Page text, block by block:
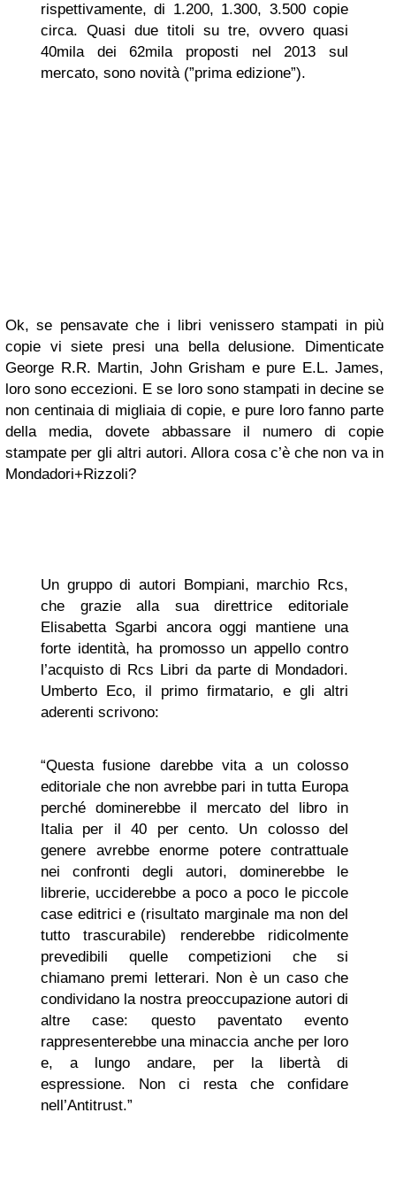
rispettivamente, di 1.200, 1.300, 3.500 copie
circa. Quasi due titoli su tre, ovvero quasi
40mila dei 62mila proposti nel 2013 sul
mercato, sono novità (”prima edizione”).
Ok, se pensavate che i libri venissero stampati in più
copie vi siete presi una bella delusione. Dimenticate
George R.R. Martin, John Grisham e pure E.L. James,
loro sono eccezioni. E se loro sono stampati in decine se
non centinaia di migliaia di copie, e pure loro fanno parte
della media, dovete abbassare il numero di copie
stampate per gli altri autori. Allora cosa c’è che non va in
Mondadori+Rizzoli?
Un gruppo di autori Bompiani, marchio Rcs,
che grazie alla sua direttrice editoriale
Elisabetta Sgarbi ancora oggi mantiene una
forte identità, ha promosso un appello contro
l’acquisto di Rcs Libri da parte di Mondadori.
Umberto Eco, il primo firmatario, e gli altri
aderenti scrivono:
“Questa fusione darebbe vita a un colosso
editoriale che non avrebbe pari in tutta Europa
perché dominerebbe il mercato del libro in
Italia per il 40 per cento. Un colosso del
genere avrebbe enorme potere contrattuale
nei confronti degli autori, dominerebbe le
librerie, ucciderebbe a poco a poco le piccole
case editrici e (risultato marginale ma non del
tutto trascurabile) renderebbe ridicolmente
prevedibili quelle competizioni che si
chiamano premi letterari. Non è un caso che
condividano la nostra preoccupazione autori di
altre case: questo paventato evento
rappresenterebbe una minaccia anche per loro
e, a lungo andare, per la libertà di
espressione. Non ci resta che confidare
nell’Antitrust.”